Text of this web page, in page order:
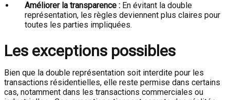
Améliorer la transparence : En évitant la double
représentation, les règles deviennent plus claires pour
toutes les parties impliquées.
Les exceptions possibles
Bien que la double représentation soit interdite pour les
transactions résidentielles, elle reste permise dans certains
cas, notamment dans les transactions commerciales ou